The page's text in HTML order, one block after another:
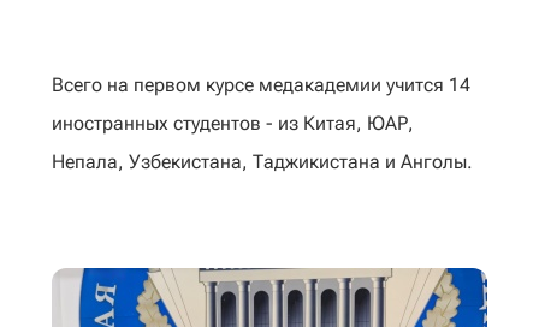
Всего на первом курсе медакадемии учится 14
иностранных студентов - из Китая, ЮАР,
Непала, Узбекистана, Таджикистана и Анголы.